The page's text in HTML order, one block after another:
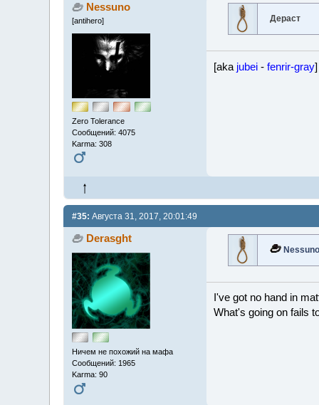
Nessuno
[antihero]
Zero Tolerance
Сообщений: 4075
Karma: 308
Дераст
[aka jubei- fenrir-gray]
#35: Августа 31, 2017, 20:01:49
Derasght
Ничем не похожий на мафа
Сообщений: 1965
Karma: 90
I've got no hand in
What's going on fails